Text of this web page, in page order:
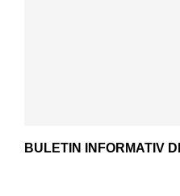
BULETIN INFORMATIV